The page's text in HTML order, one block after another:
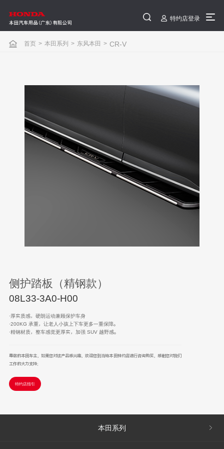
特约店登录
首页 > 本田系列 > 东风本田 > CR-V
侧护踏板（精钢款）
08L33-3A0-H00
·厚实质感，硬朗运动兼顾保护车身
·200KG 承重，让老人小孩上下车更多一重保障。
·精钢材质，整车感觉更厚实，加强 SUV 越野感。
尊敬的本田车主，如果您对该产品感兴趣，欢迎您到当地本田特约店进行咨询购买，感谢您对我们
工作的大力支持；
特约店指引
本田系列